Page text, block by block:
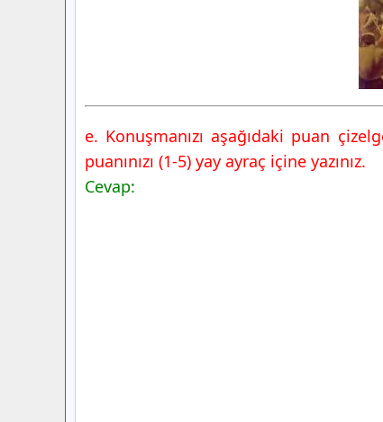
e. Konuşmanızı aşağıdaki puan
puanınızı (1-5) yay ayraç içine yazınız.
Cevap: